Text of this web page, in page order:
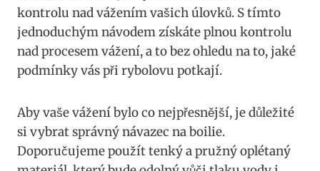
kontrolu nad​ vážením ⁤vašich úlovků. S tímto
jednoduchým ⁢návodem získáte plnou kontrolu
nad procesem vážení, a to bez ohledu ⁤na‍ to,⁤ jaké
podmínky vás ⁤při rybolovu potkají.
Aby vaše vážení bylo co nejpřesnější, je důležité
si vybrat správný návazec na⁢ boilie.
Doporučujeme použít tenký a pružný⁢ oplétaný